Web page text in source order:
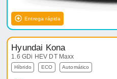
Entrega rápida
Hyundai Kona
1.6 GDi HEV DT Maxx
Híbrido ECO Automático